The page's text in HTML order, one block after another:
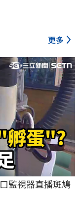
更多
監視器直播斑鳩